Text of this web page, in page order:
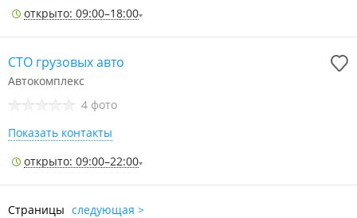
открыто: 09:00–18:00
СТО грузовых авто
Автокомплекс
4 фото
Показать контакты
открыто: 09:00–22:00
Страницы следующая >